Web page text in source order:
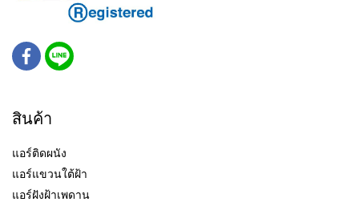
สินค้า
แอร์ติดผนัง
แอร์แขวนใต้ฝ้า
แอร์ฝังฝ้าเพดาน